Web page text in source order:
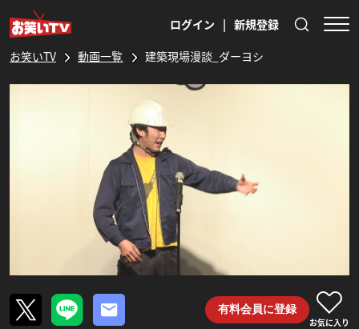
ログイン | 新規登録
お笑いTV 動画一覧 建築現場漫談_ダーヨシ
有料会員に登録
お気に入り